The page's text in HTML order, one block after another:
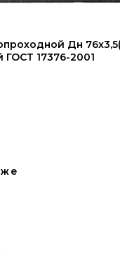
Дн
17376-2001